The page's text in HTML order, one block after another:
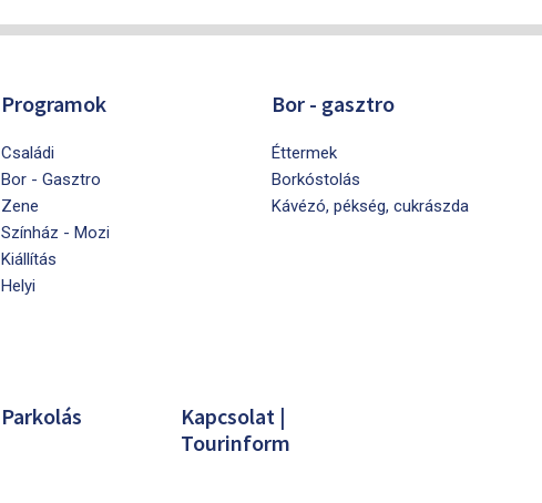
Programok
Családi
Bor - Gasztro
Zene
Színház - Mozi
Kiállítás
Helyi
Bor - gasztro
Éttermek
Borkóstolás
Kávézó, pékség, cukrászda
Parkolás
Kapcsolat |
Tourinform